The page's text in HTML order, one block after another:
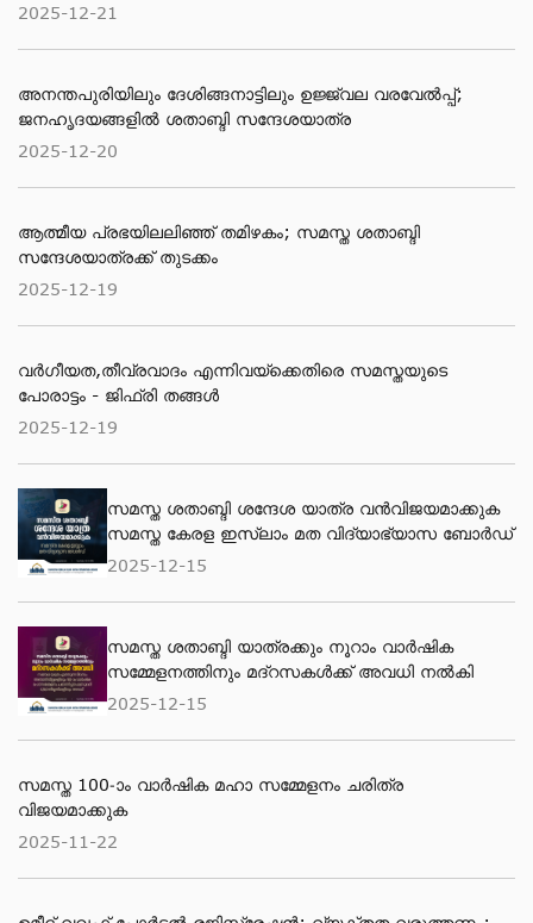
2025-12-21
അനന്തപുരിയിലും ദേശിങ്ങനാട്ടിലും ഉജ്ജ്വല വരവേൽപ്പ്;
ജനഹൃദയങ്ങളിൽ ശതാബ്ദി സന്ദേശയാത്ര
2025-12-20
ആത്മീയ പ്രഭയിലലിഞ്ഞ് തമിഴകം; സമസ്ത ശതാബ്ദി
സന്ദേശയാത്രക്ക് തുടക്കം
2025-12-19
വർഗീയത,തീവ്രവാദം എന്നിവയ്ക്കെതിരെ സമസ്തയുടെ
പോരാട്ടം - ജിഫ്‌രി തങ്ങൾ
2025-12-19
സമസ്ത ശതാബ്ദി ശന്ദേശ യാത്ര വന്‍വിജയമാക്കുക
സമസ്ത കേരള ഇസ്ലാം മത വിദ്യാഭ്യാസ ബോര്‍ഡ്
2025-12-15
സമസ്ത ശതാബ്ദി യാത്രക്കും നൂറാം വാര്‍ഷിക
സമ്മേളനത്തിനും മദ്റസകള്‍ക്ക് അവധി നല്‍കി
2025-12-15
സമസ്ത 100-ാം വാര്‍ഷിക മഹാ സമ്മേളനം ചരിത്ര
വിജയമാക്കുക
2025-11-22